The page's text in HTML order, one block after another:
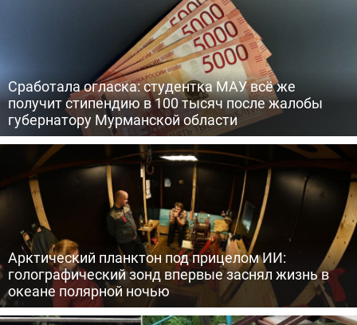
Сработала огласка: студентка МАУ всё же
получит стипендию в 100 тысяч после жалобы
губернатору Мурманской области
Арктический планктон под прицелом ИИ:
голографический зонд впервые заснял жизнь в
океане полярной ночью